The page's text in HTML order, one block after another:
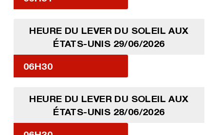
HEURE DU LEVER DU SOLEIL AUX
ÉTATS-UNIS 29/06/2026
06H30
HEURE DU LEVER DU SOLEIL AUX
ÉTATS-UNIS 28/06/2026